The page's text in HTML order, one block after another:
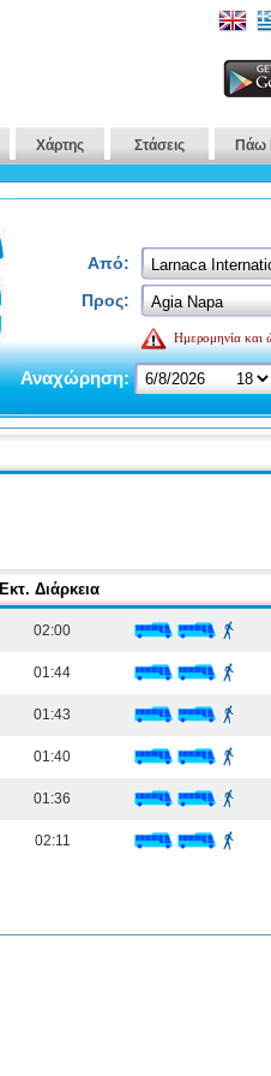
Χάρτης Στάσεις Πάω
Από:
Προς:
Ημερομηνία και
Αναχώρηση:
Εκτ. Διάρκεια
02:00
01:44
01:43
01:40
01:36
02:11